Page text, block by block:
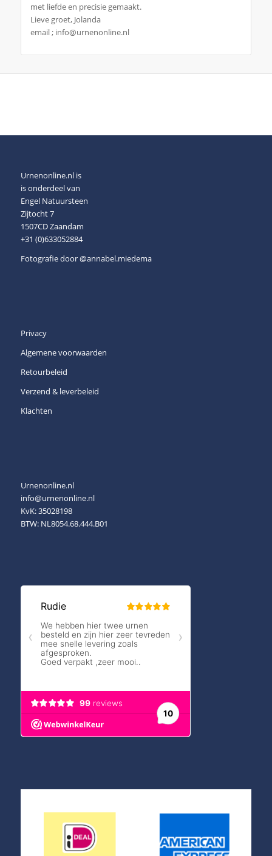
met liefde en precisie gemaakt.
Lieve groet, Jolanda
email ; info@urnenonline.nl
Urnenonline.nl is
is onderdeel van
Engel Natuursteen
Zijtocht 7
1507CD Zaandam
+31 (0)633052884
Fotografie door@annabel.miedema
Privacy
Algemene voorwaarden
Retourbeleid
Verzend & leverbeleid
Klachten
Urnenonline.nl
info@urnenonline.nl
KvK: 35028198
BTW: NL8054.68.444.B01